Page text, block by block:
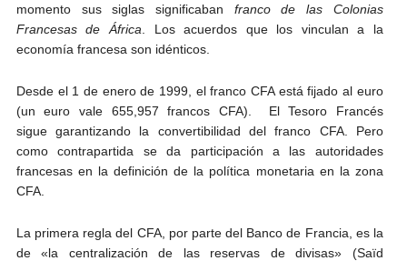
momento sus siglas significaban franco de las Colonias
Francesas de África . Los acuerdos que los vinculan a la
economía francesa son idénticos.
Desde el 1 de enero de 1999, el franco CFA está fijado al euro
(un euro vale 655,957 francos CFA). El Tesoro Francés
sigue garantizando la convertibilidad del franco CFA. Pero
como contrapartida se da participación a las autoridades
francesas en la definición de la política monetaria en la zona
CFA.
La primera regla del CFA, por parte del Banco de Francia, es la
de «la centralización de las reservas de divisas» (Saïd